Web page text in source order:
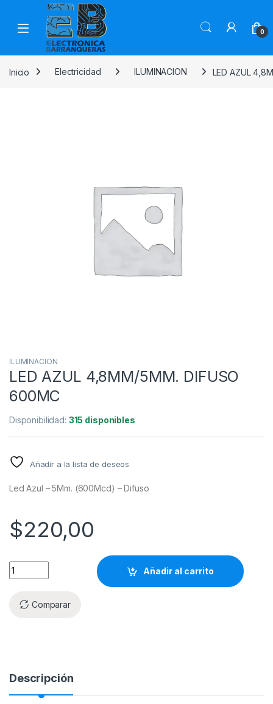
0
Inicio Electricidad ILUMINACION LED AZUL
ILUMINACION
LED AZUL 4,8MM/5MM. DIFUSO
600MC
Disponibilidad: 315 disponibles
Añadir a la lista de deseos
Led Azul – 5Mm. (600Mcd) – Difuso
$220,00
Añadir al carrito
Comparar
Descripción